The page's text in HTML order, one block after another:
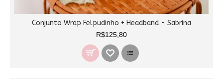
Conjunto Wrap Felpudinho + Headband - Sabrina
R$125,80